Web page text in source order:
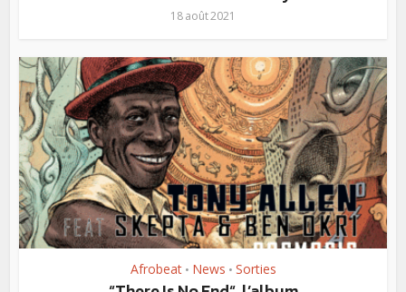
18 août 2021
Afrobeat • News • Sorties